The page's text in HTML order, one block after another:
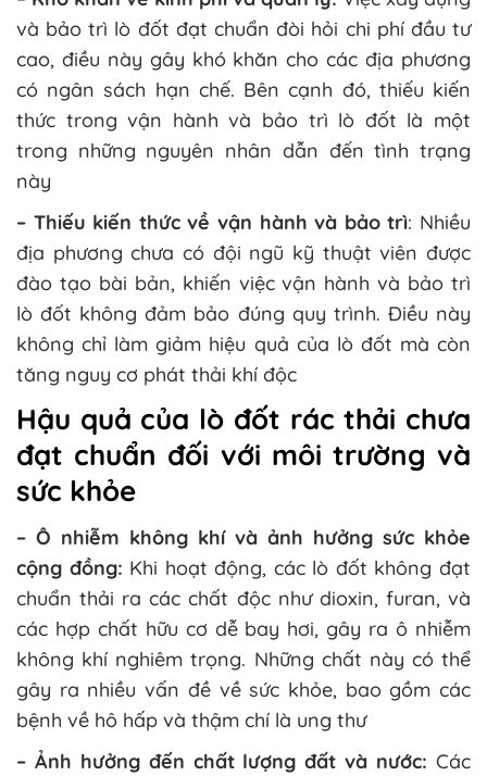
và bảo trì lò đốt đạt chuẩn đòi hỏi chi phí đầu tư
cao, điều này gây khó khăn cho các địa phương
có ngân sách hạn chế. Bên cạnh đó, thiếu kiến
thức trong vận hành và bảo trì lò đốt là một
trong những nguyên nhân dẫn đến tình trạng
này​
– Thiếu kiến thức về vận hành và bảo trì: Nhiều
địa phương chưa có đội ngũ kỹ thuật viên được
đào tạo bài bản, khiến việc vận hành và bảo trì
lò đốt không đảm bảo đúng quy trình. Điều này
không chỉ làm giảm hiệu quả của lò đốt mà còn
tăng nguy cơ phát thải khí độc​
Hậu quả của lò đốt rác thải chưa
đạt chuẩn đối với môi trường và
sức khỏe
– Ô nhiễm không khí và ảnh hưởng sức khỏe
cộng đồng: Khi hoạt động, các lò đốt không đạt
chuẩn thải ra các chất độc như dioxin, furan, và
các hợp chất hữu cơ dễ bay hơi, gây ra ô nhiễm
không khí nghiêm trọng. Những chất này có thể
gây ra nhiều vấn đề về sức khỏe, bao gồm các
bệnh về hô hấp và thậm chí là ung thư​
– Ảnh hưởng đến chất lượng đất và nước: Các